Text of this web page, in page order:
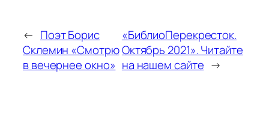
← Поэт Борис
Склемин «Смотрю
в вечернее окно»
«БиблиоПерекресток.
Октябрь 2021». Читайте
на нашем сайте →